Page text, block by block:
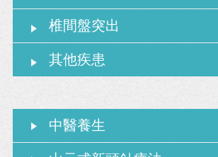
椎間盤突出
其他疾患
中醫養生